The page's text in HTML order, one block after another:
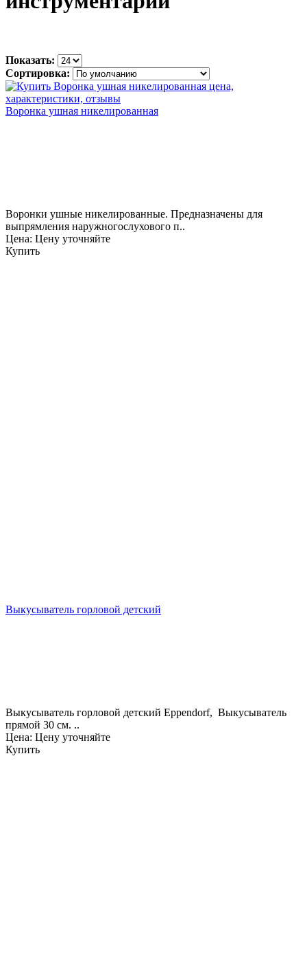
Показать:
Сортировка:
Воронка ушная никелированная
Воронки ушные никелированные. Предназначены для
выпрямления наружногослухового п..
Цена: Цену уточняйте
Купить
Выкусыватель горловой детский
Выкусыватель горловой детский Eppendorf, Выкусыватель
прямой 30 см. ..
Цена: Цену уточняйте
Купить